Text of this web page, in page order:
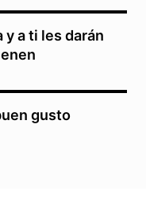
y a ti les darán
gusto